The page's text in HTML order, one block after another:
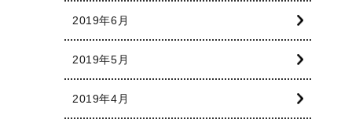
2019年6月
2019年5月
2019年4月